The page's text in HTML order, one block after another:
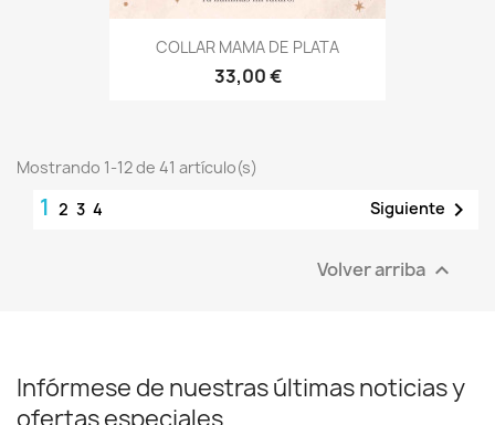
COLLAR MAMA DE PLATA
33,00 €
Mostrando 1-12 de 41 artículo(s)
1 2 3 4 Siguiente 
Volver arriba 
Infórmese de nuestras últimas noticias y
ofertas especiales